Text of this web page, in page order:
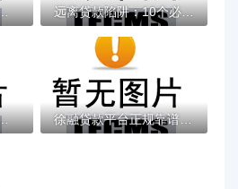
能提现？盘点十大靠谱... 远离贷款陷阱：10个必须知道的防坑指南
，差1万元就选这6个平... 徐融贷款平台正规靠谱吗？快速放款真实体验...